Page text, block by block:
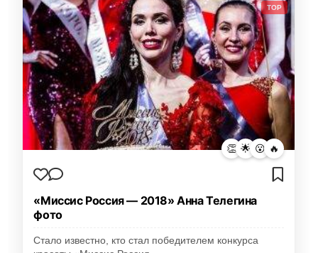
TOP
👏 🌟 😮 🔥
«Миссис Россия — 2018» Анна Телегина
фото
Стало известно, кто стал победителем конкурса